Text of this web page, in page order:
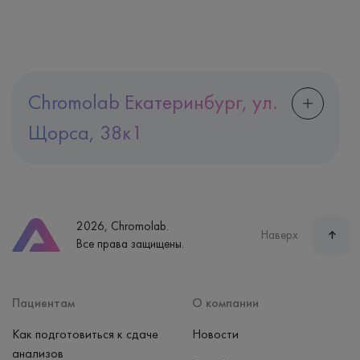
Chromolab Екатеринбург, ул.
Щорса, 38к1
Часы работы
пн-вс: 7:30-15:00
2026, Chromolab.
Все права защищены.
Наверх
Пациентам
Как подготовиться к сдаче
анализов
О компании
Новости